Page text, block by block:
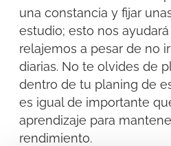
una constancia y fijar
estudio; esto nos
relajemos a pesar de no
diarias. No te olvides de
dentro de tu planing de
es igual de importante
aprendizaje para
rendimiento.